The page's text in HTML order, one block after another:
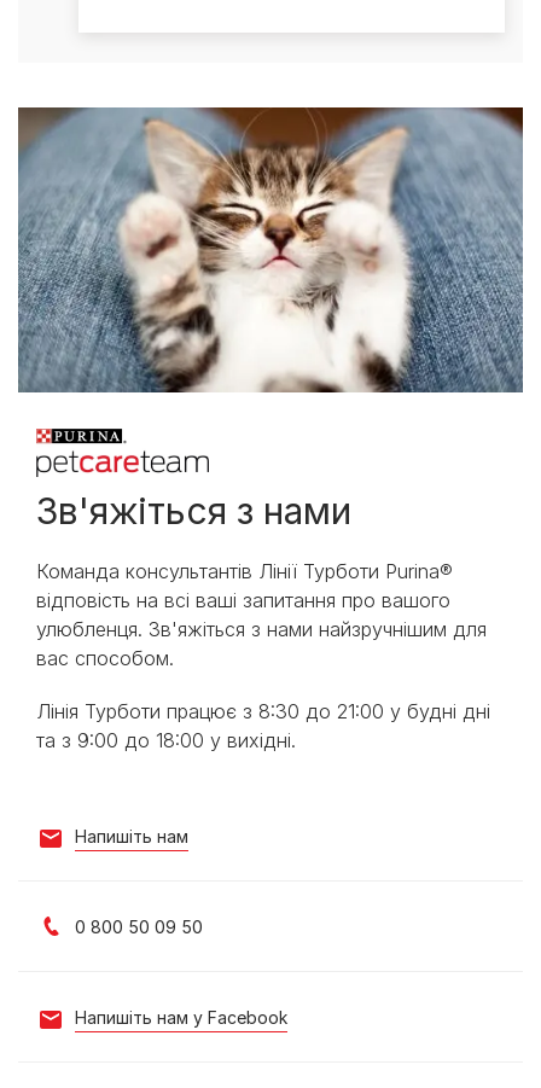
Зв'яжіться з нами
Команда консультантів Лінії Турботи Purina®
відповість на всі ваші запитання про вашого
улюбленця. Зв'яжіться з нами найзручнішим для
вас способом. ​
Лінія Турботи працює з 8:30 до 21:00 у будні дні
та з 9:00 до 18:00 у вихідні.​
Напишіть нам
0 800 50 09 50
Напишіть нам у Facebook